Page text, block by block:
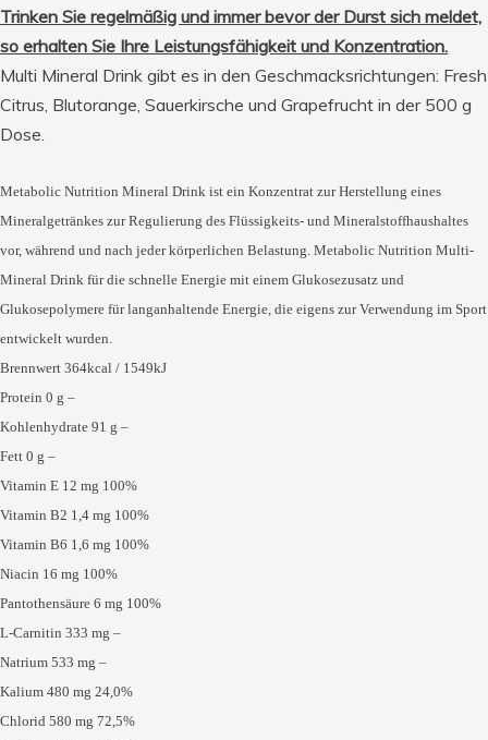
Trinken Sie regelmäßig und immer bevor der Durst sich meldet,
so erhalten Sie Ihre Leistungsfähigkeit und Konzentration.
Multi Mineral Drink gibt es in den Geschmacksrichtungen: Fresh
Citrus, Blutorange, Sauerkirsche und Grapefrucht in der 500 g
Dose.
Metabolic Nutrition Mineral Drink ist ein Konzentrat zur Herstellung eines
Mineralgetränkes zur Regulierung des Flüssigkeits- und Mineralstoffhaushaltes
vor, während und nach jeder körperlichen Belastung. Metabolic Nutrition Multi-
Mineral Drink für die schnelle Energie mit einem Glukosezusatz und
Glukosepolymere für langanhaltende Energie, die eigens zur Verwendung im Sport
entwickelt wurden.
Brennwert 364kcal / 1549kJ
Protein 0 g –
Kohlenhydrate 91 g –
Fett 0 g –
Vitamin E 12 mg 100%
Vitamin B2 1,4 mg 100%
Vitamin B6 1,6 mg 100%
Niacin 16 mg 100%
Pantothensäure 6 mg 100%
L-Carnitin 333 mg –
Natrium 533 mg –
Kalium 480 mg 24,0%
Chlorid 580 mg 72,5%